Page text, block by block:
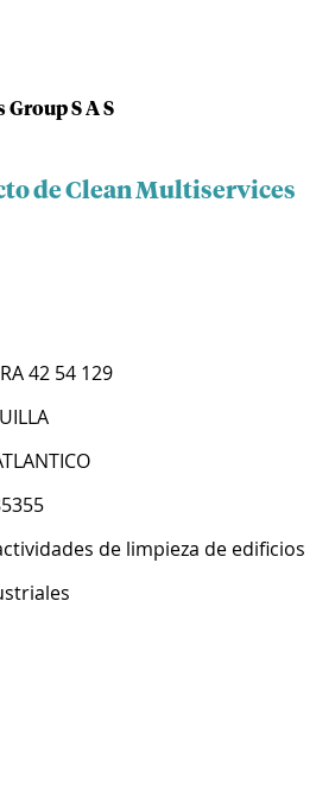
S A S
de Clean Multiservices
42 54 129
de limpieza de edificios